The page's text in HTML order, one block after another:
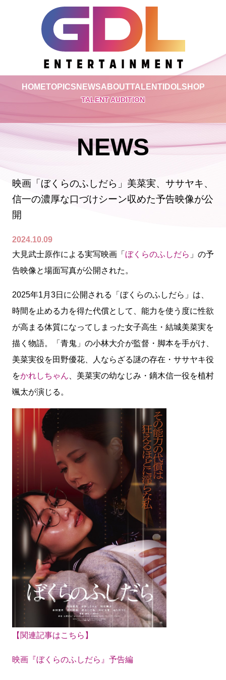
HOMETOPICS NEWSABOUTTALENTIDOLSHOP
TALENT AUDITION
NEWS
映画「ぼくらのふしだら」美菜実、ササヤキ、
信一の濃厚な口づけシーン収めた予告映像が公
開
2024.10.09
大見武士原作による実写映画「 ぼくらのふしだら 」の予
告映像と場面写真が公開された。
2025年1月3日に公開される「ぼくらのふしだら」は、
時間を止める力を得た代償として、能力を使う度に性欲
が高まる体質になってしまった女子高生・結城美菜実を
描く物語。「青鬼」の小林大介が監督・脚本を手がけ、
美菜実役を田野優花、人ならざる謎の存在・ササヤキ役
をかれしちゃん 、美菜実の幼なじみ・鏑木信一役を植村
颯太が演じる。
【関連記事はこちら】
映画『ぼくらのふしだら』予告編